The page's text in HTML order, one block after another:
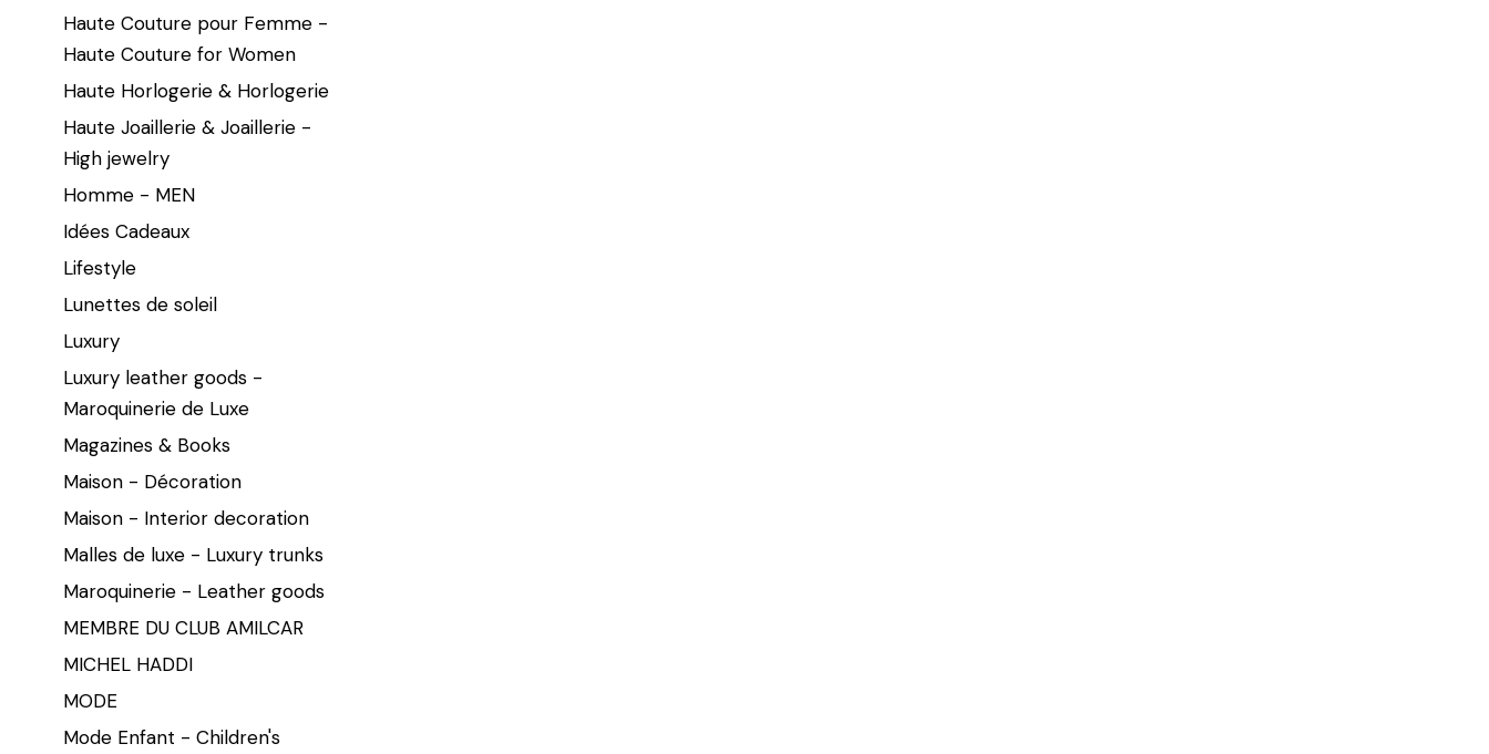
Haute Couture pour Femme -
Haute Couture for Women
Haute Horlogerie & Horlogerie
Haute Joaillerie & Joaillerie -
High jewelry
Homme - MEN
Idées Cadeaux
Lifestyle
Lunettes de soleil
Luxury
Luxury leather goods -
Maroquinerie de Luxe
Magazines & Books
Maison - Décoration
Maison - Interior decoration
Malles de luxe - Luxury trunks
Maroquinerie - Leather goods
MEMBRE DU CLUB AMILCAR
MICHEL HADDI
MODE
Mode Enfant - Children's